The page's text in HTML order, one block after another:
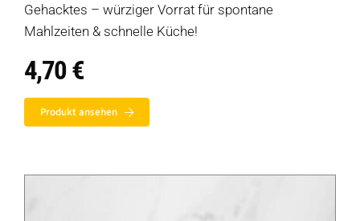
Gehacktes – würziger Vorrat für spontane
Mahlzeiten & schnelle Küche!
4,70€
Produkt ansehen